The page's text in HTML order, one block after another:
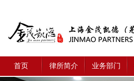
首页 律所简介 业务部门